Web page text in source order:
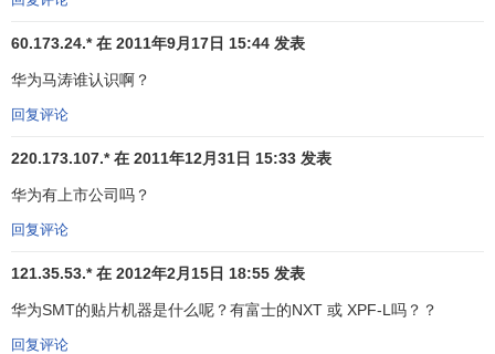
自信，对一个人成功很重要，对一个公司也同样重要。
如今，华为海外销售就已达到22亿美元，产品已经进入包括
个发达国家。而且，华为还在全球建立了8个地区部、55个
表处及技术服务中心，
年华为未经审计的全年销售收入达280亿美元，合1850亿人
民币，较上年增长28%。 2009年华为全球销售收入218亿美
元，增长19%，约合1491亿元人民币。
追寻基本法之路
60.173.24.* 在 2011年9月17日 15:44 发表
华为马涛谁认识啊？
回复评论
220.173.107.* 在 2011年12月31日 15:33 发表
华为有上市公司吗？
回复评论
121.35.53.* 在 2012年2月15日 18:55 发表
华为SMT的贴片机器是什么呢？有富士的NXT 或 XPF-L吗？？
回复评论